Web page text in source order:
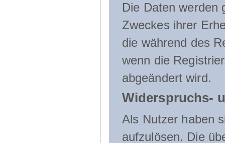
Die Daten werden
Zweckes ihrer
die während des
wenn die
abgeändert wird.
Widerspruchs-
Als Nutzer haben
aufzulösen. Die